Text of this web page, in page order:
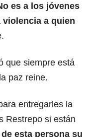
es a los jóvenes
violencia a quien
que siempre está
paz reine.
entregarles la
Restrepo si están
esta persona su